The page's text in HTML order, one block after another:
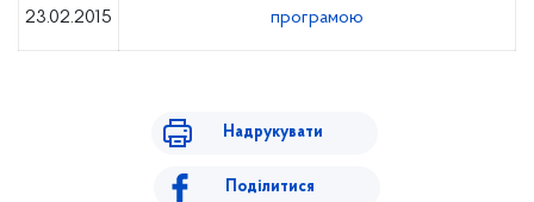
23.02.2015
програмою
Надрукувати
Поділитися